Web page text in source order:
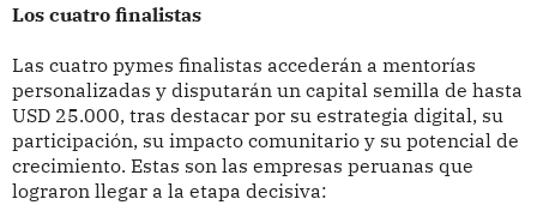
Los cuatro finalistas
Las cuatro pymes finalistas accederán a mentorías
personalizadas y disputarán un capital semilla de hasta
USD 25.000, tras destacar por su estrategia digital, su
participación, su impacto comunitario y su potencial de
crecimiento. Estas son las empresas peruanas que
lograron llegar a la etapa decisiva: